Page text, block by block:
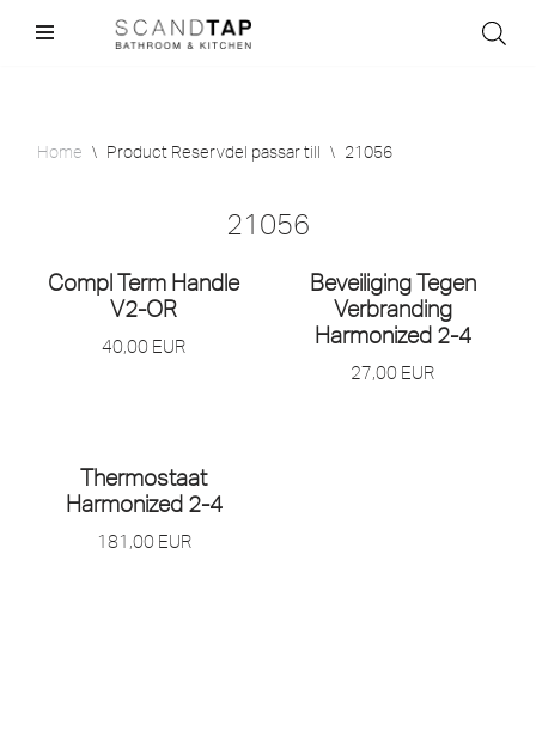
Home \ Product Reservdel passar till \ 21056
21056
Compl Term Handle
V2-OR
40,00 EUR
Beveiliging Tegen
Verbranding
Harmonized 2-4
27,00 EUR
Thermostaat
Harmonized 2-4
181,00 EUR